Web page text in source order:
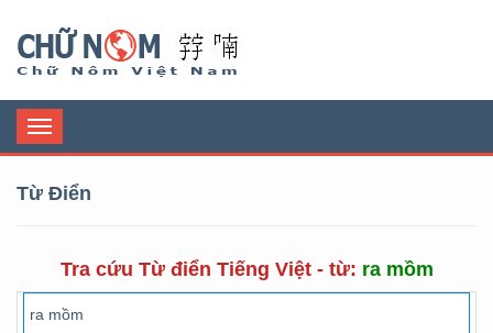
Toggle
navigation
Từ Điển
Tra cứu Từ điển Tiếng Việt - từ: ra mồm